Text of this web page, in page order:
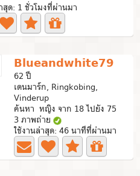
สุด: 1 ชั่วโมงที่ผ่านมา
Blueandwhite79
62 ปี
เดนมาร์ก, Ringkobing,
Vinderup
ค้นหา หญิง จาก 18 ไปยัง 75
3 ภาพถ่าย
ใช้งานล่าสุด: 46 นาทีที่ผ่านมา